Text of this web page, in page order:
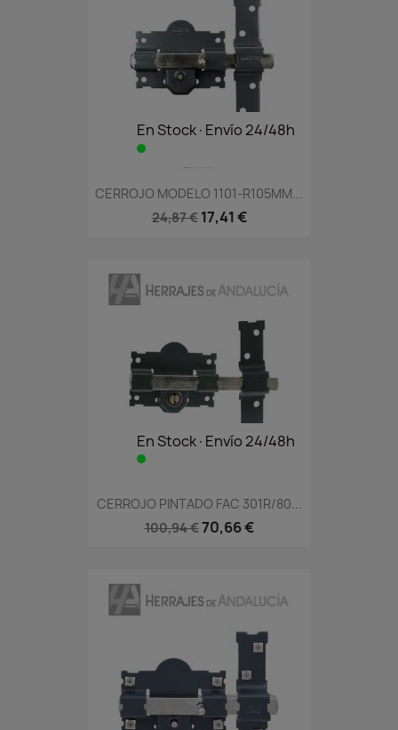
En Stock·Envío 24/48h
CERROJO MODELO 1101-R105MM...
24,87 € 17,41 €
En Stock·Envío 24/48h
CERROJO PINTADO FAC 301R/80...
100,94 €70,66 €